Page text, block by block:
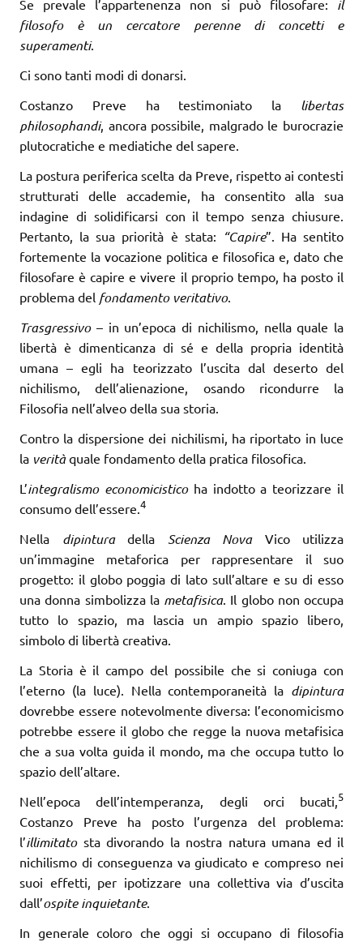
Se prevale l’appartenenza non si può filosofare: il
filosofo è un cercatore peren­ne di concetti e
superamenti.
Ci sono tanti modi di donarsi.
Costanzo Preve ha testimoniato la libertas
philosophandi, ancora possibile, malgrado le burocrazie
plutocratiche e mediatiche del sapere.
La postura periferica scelta da Preve, rispetto ai contesti
strutturati delle accademie, ha consentito alla sua
indagine di solidificarsi con il tempo senza chiusure.
Pertanto, la sua priorità è stata: “Capire”. Ha sentito
fortemente la vocazione politica e filosofica e, dato che
filosofare è capire e vivere il proprio tempo, ha posto il
problema del fondamento veritativo.
Trasgressivo – in un’epoca di nichilismo, nella quale la
libertà è dimenticanza di sé e della propria identità
umana – egli ha teorizzato l’uscita dal deserto del
nichilismo, dell’alienazione, osando ricondurre la
Filosofia nell’alveo della sua storia.
Contro la dispersione dei nichilismi, ha riportato in luce
la veritàquale fon­damento della pratica filosofica.
L’integralismo economicistico ha indotto a teorizzare il
consumo dell’essere. 4
Nella dipintura della Scienza Nova Vico utilizza
un’immagine metaforica per rappresentare il suo
progetto: il globo poggia di lato sull’altare e su di esso
una donna simbolizza la metafisica. Il globo non occupa
tutto lo spazio, ma lascia un ampio spazio libero,
simbolo di libertà creativa.
La Storia è il campo del possibile che si coniuga con
l’eterno (la luce). Nella contemporaneità la dipintura
dovrebbe essere notevolmente diversa: l’economicismo
potrebbe essere il globo che regge la nuova metafisica
che a sua volta guida il mondo, ma che occupa tutto lo
spazio dell’altare.
Nell’epoca dell’intemperanza, degli orci bucati, 5
Costanzo Preve ha posto l’urgenza del problema:
l’illimitato sta divorando la nostra natura umana ed il
nichilismo di conseguenza va giudicato e compreso nei
suoi effetti, per ipotizzare una collettiva via d’uscita
dall’ospite inquietante.
In generale coloro che oggi si occupano di filosofia